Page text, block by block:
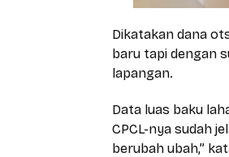
Dikatakan dana
baru tapi dengan
lapangan.
Data luas baku
CPCL-nya sudah
berubah ubah,”